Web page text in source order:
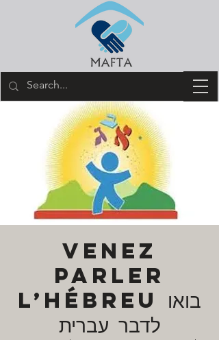
Venez
parler
l’hébreu בואו
לדבר עברית